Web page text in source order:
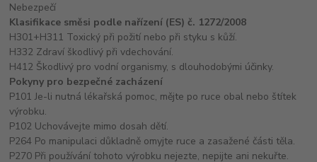
Nebezpečí
Klasifikace směsi podle nařízení (ES) č. 1272/2008
H301+H311 Toxický při požití nebo při styku s kůží.
H332 Zdraví škodlivý při vdechování.
H412 Škodlivý pro vodní organismy, s dlouhodobými účinky.
Pokyny pro bezpečné zacházení
P101 Je-li nutná lékařská pomoc, mějte po ruce obal nebo štítek
výrobku.
P102 Uchovávejte mimo dosah dětí.
P264 Po manipulaci důkladně omyjte ruce a zasažené části těla.
P270 Při používání tohoto výrobku nejezte, nepijte ani nekuřte.